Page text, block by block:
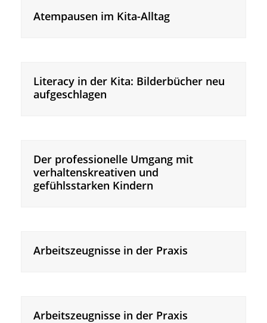
Atempausen im Kita-Alltag
Literacy in der Kita: Bilderbücher neu
aufgeschlagen
Der professionelle Umgang mit
verhaltenskreativen und
gefühlsstarken Kindern
Arbeitszeugnisse in der Praxis
Arbeitszeugnisse in der Praxis